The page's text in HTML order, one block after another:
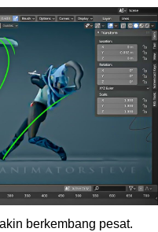
berkembang pesat.